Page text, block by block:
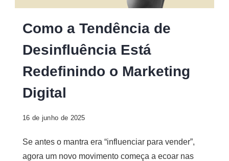
Digital
Como a Tendência de
Desinfluência Está
Redefinindo o Marketing
Digital
16 de junho de 2025
Se antes o mantra era “influenciar para vender”,
agora um novo movimento começa a ecoar nas